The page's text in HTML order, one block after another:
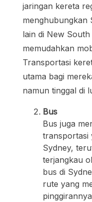
jaringan kereta
menghubungkan
lain di New South
memudahkan
Transportasi
utama bagi
namun tinggal di
Bus
Bus juga
transportasi
Sydney,
terjangkau
bus di
rute yang